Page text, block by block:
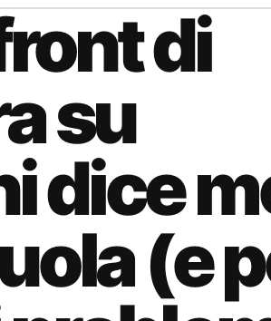
di
su
dice
(e